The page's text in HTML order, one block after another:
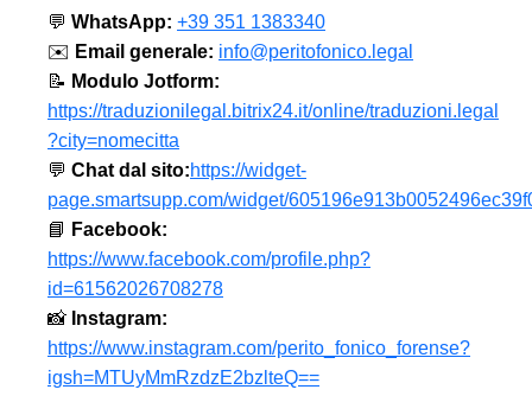
💬 WhatsApp: +39 351 1383340
✉️ Email generale: info@peritofonico.legal
📝 Modulo Jotform:
https://traduzionilegal.bitrix24.it/online/traduzioni.legal
?city=nomecitta
💬 Chat dal sito:https://widget-
page.smartsupp.com/widget/
📘 Facebook:
https://www.facebook.com/profile.php?
id=61562026708278
📸 Instagram:
https://www.instagram.com/perito_fonico_forense?
igsh=MTUyMmRzdzE2bzlteQ==